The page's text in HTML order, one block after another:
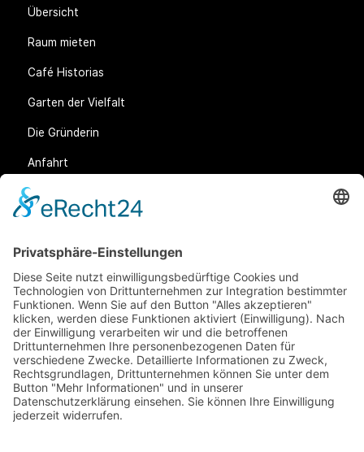
Übersicht
Raum mieten
Café Historias
Garten der Vielfalt
Die Gründerin
Anfahrt
Rechtliches
Allgemeine Geschäftsbedingungen (AGB)
Datenschutz
Impressum